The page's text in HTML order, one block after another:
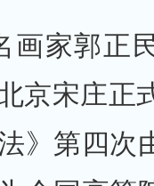
画家郭正
京宋庄正
》第四次